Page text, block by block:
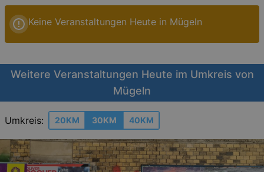
Keine Veranstaltungen Heute in Mügeln
Weitere Veranstaltungen Heute im Umkreis von
Mügeln
Umkreis: 20KM 30KM 40KM